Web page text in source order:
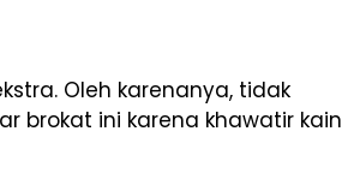
Oleh karenanya, tidak
brokat ini karena khawatir kain